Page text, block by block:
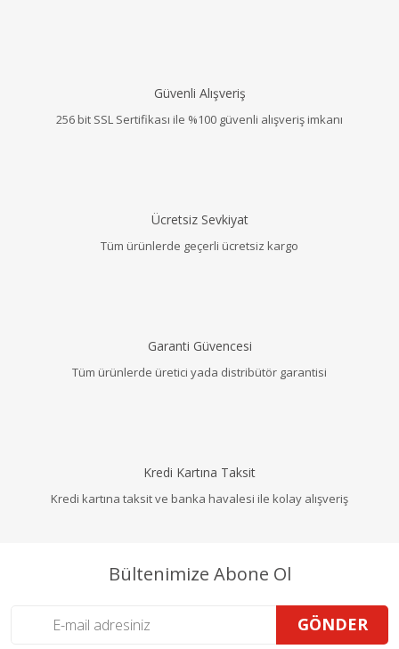
Güvenli Alışveriş
256 bit SSL Sertifikası ile %100 güvenli alışveriş imkanı
Ücretsiz Sevkiyat
Tüm ürünlerde geçerli ücretsiz kargo
Garanti Güvencesi
Tüm ürünlerde üretici yada distribütör garantisi
Kredi Kartına Taksit
Kredi kartına taksit ve banka havalesi ile kolay alışveriş
Bültenimize Abone Ol
GÖNDER